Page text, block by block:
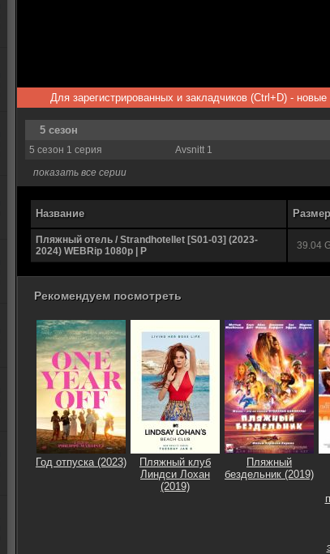
Для зарегистрированных и закладчиков (Ctrl+D) -
5 сезон
5 сезон 1 серия
Avsnitt 1
показать все серии
Название Размер
Пляжный отель / Strandhotellet [S01-03] (2023-
2024) WEBRip 1080p | P
39.04
Рекомендуем посмотреть
Год отпуска (2023)
Пляжный клуб
Линдси Лохан
(2019)
Пляжный
бездельник (2019)